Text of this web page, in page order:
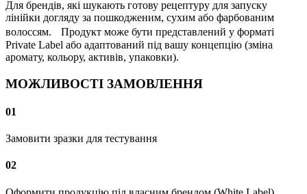
Для брендів, які шукають готову рецептуру для запуску
лінійки догляду за пошкодженим, сухим або фарбованим
волоссям. Продукт може бути представлений у форматі
Private Label або адаптований під вашу концепцію (зміна
аромату, кольору, активів, упаковки).
МОЖЛИВОСТІ ЗАМОВЛЕННЯ
01
Замовити зразки для тестування
02